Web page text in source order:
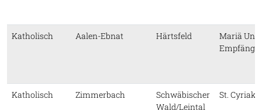
Katholisch Aalen-Ebnat Härtsfeld
Mariä
Katholisch Zimmerbach
Schwäbischer
Wald/Leintal
St.